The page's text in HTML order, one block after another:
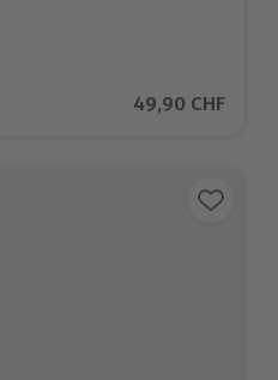
auf 8 BewertungenAktueller Preis
49,90 CHF